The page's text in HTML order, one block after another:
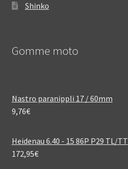
Shinko
Gomme moto
Nastro paranippli 17 / 60mm
9,76€
Heidenau 6.40 - 15 86P P29 TL/TT
172,95€